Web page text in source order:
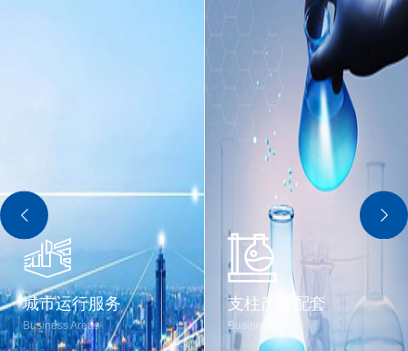
城市运行服务
Business Areas
支柱产业配套
Business Areas